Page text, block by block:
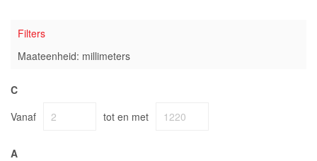
Filters
Maateenheid: millimeters
C
Vanaf
tot en met
A